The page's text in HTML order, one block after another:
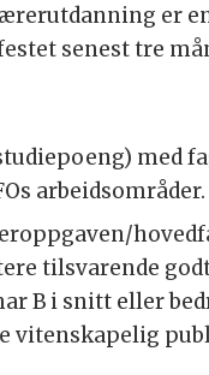
er
senest tre
med
arbeidsområder.
tilsvarende
B i snitt eller
vitenskapelig